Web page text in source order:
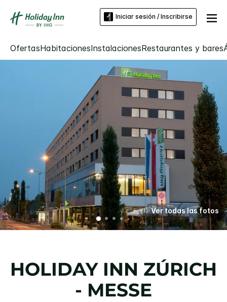
Iniciar sesión / Inscribirse
OfertasHabitacionesInstalacionesRestaurantes y bares
Ver todas las fotos
HOLIDAY INN ZÚRICH
- MESSE